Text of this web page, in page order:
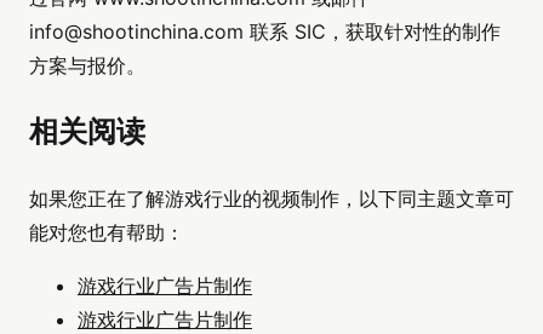
info@shootinchina.com 联系 SIC，获取针对性的制作
方案与报价。
相关阅读
如果您正在了解游戏行业的视频制作，以下同主题文章可
能对您也有帮助：
游戏行业广告片制作
游戏行业广告片制作